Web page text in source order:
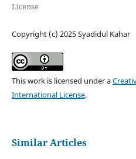
License
Copyright (c) 2025 Syadidul Kahar
This work is licensed under a
International License.
Similar Articles